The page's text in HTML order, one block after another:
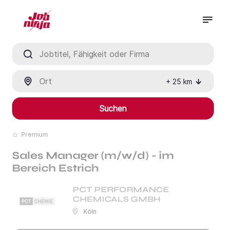
+ 25 km
Suchen
Premium
Sales Manager (m/w/d) - im
Bereich Estrich
PCT PERFORMANCE
CHEMICALS GMBH
Köln